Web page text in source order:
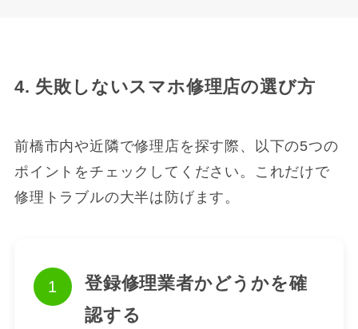
4. 失敗しないスマホ修理店の選び方
前橋市内や近隣で修理店を探す際、以下の5つの
ポイントをチェックしてください。これだけで
修理トラブルの大半は防げます。
登録修理業者かどうかを確
認する